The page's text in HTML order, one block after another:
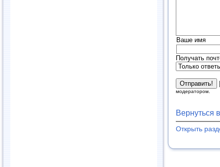
Ваше имя
Получать
модератором.
Вернуться
Открыть